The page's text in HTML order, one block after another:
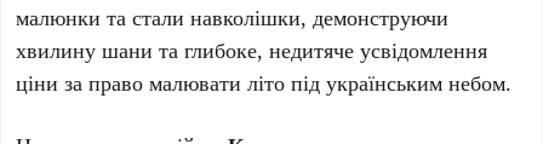
малюнки та стали навколішки, демонструючи
хвилину шани та глибоке, недитяче усвідомлення
ціни за право малювати літо під українським небом.